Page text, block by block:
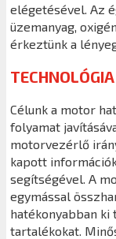
elégetésével. Az
üzemanyag,
érkeztünk a
TECHNOLÓGIA
Célunk a motor
folyamat
motorvezérlő
kapott
segítségével. A
egymással
hatékonyabban
tartalékokat.